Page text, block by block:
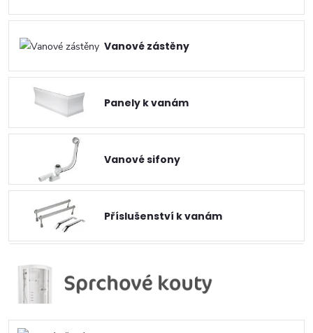
Vanové zástěny
Panely k vanám
Vanové sifony
Příslušenství k vanám